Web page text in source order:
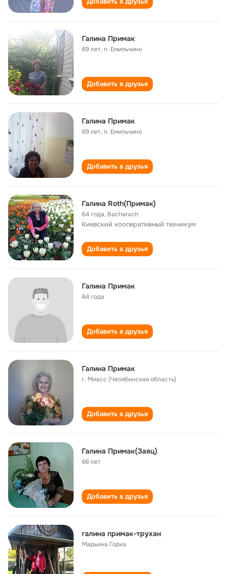
Галина Примак
69 лет,п. Емильчино
Добавить в друзья
Галина Примак
69 лет,п. Емильчино
Добавить в друзья
Галина Roth(Примак)
64 года, Bacharach
Киевский кооперативный техникум
Добавить в друзья
Галина Примак
84 года
Добавить в друзья
Галина Примак
г. Миасс (Челябинская область)
Добавить в друзья
Галина Примак(Заяц)
66 лет
Добавить в друзья
галина примак-трухан
Марьина Горка